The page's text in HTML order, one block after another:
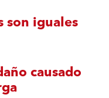
son iguales
causado